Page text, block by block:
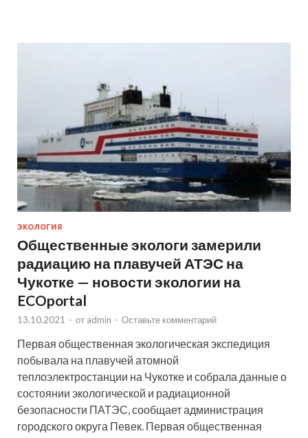
ЭКОЛОГИЯ
Общественные экологи замерили
радиацию на плавучей АТЭС на
Чукотке — новости экологии на
ECOportal
13.10.2021 - от admin - Оставьте комментарий
Первая общественная экологическая экспедиция
побывала на плавучей атомной
теплоэлектростанции на Чукотке и собрала данные о
состоянии экологической и радиационной
безопасности ПАТЭС, сообщает администрация
городского округа Певек. Первая общественная